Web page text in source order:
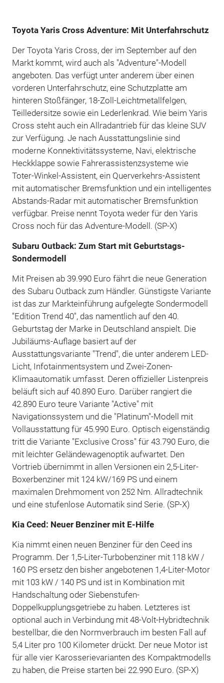
Toyota Yaris Cross Adventure: Mit Unterfahrschutz
Der Toyota Yaris Cross, der im September auf den
Markt kommt, wird auch als "Adventure"-Modell
angeboten. Das verfügt unter anderem über einen
vorderen Unterfahrschutz, eine Schutzplatte am
hinteren Stoßfänger, 18-Zoll-Leichtmetallfelgen,
Teilledersitze sowie ein Lederlenkrad. Wie beim Yaris
Cross steht auch ein Allradantrieb für das kleine SUV
zur Verfügung. Je nach Ausstattungslinie sind
moderne Konnektivitätssysteme, Navi, elektrische
Heckklappe sowie Fahrerassistenzsysteme wie
Toter-Winkel-Assistent, ein Querverkehrs-Assistent
mit automatischer Bremsfunktion und ein intelligentes
Abstands-Radar mit automatischer Bremsfunktion
verfügbar. Preise nennt Toyota weder für den Yaris
Cross noch für das Adventure-Modell. (SP-X)
Subaru Outback: Zum Start mit Geburtstags-
Sondermodell
Mit Preisen ab 39.990 Euro fährt die neue Generation
des Subaru Outback zum Händler. Günstigste Variante
ist das zur Markteinführung aufgelegte Sondermodell
"Edition Trend 40", das namentlich auf den 40.
Geburtstag der Marke in Deutschland anspielt. Die
Jubiläums-Auflage basiert auf der
Ausstattungsvariante "Trend", die unter anderem LED-
Licht, Infotainmentsystem und Zwei-Zonen-
Klimaautomatik umfasst. Deren offizieller Listenpreis
beläuft sich auf 40.890 Euro. Darüber rangiert die
42.890 Euro teure Variante "Active" mit
Navigationssystem und die "Platinum"-Modell mit
Vollausstattung für 45.990 Euro. Optisch eigenständig
tritt die Variante "Exclusive Cross" für 43.790 Euro, die
mit leichter Geländewagenoptik aufwartet. Den
Vortrieb übernimmt in allen Versionen ein 2,5-Liter-
Boxerbenziner mit 124 kW/169 PS und einem
maximalen Drehmoment von 252 Nm. Allradtechnik
und eine stufenlose Automatik sind Serie. (SP-X)
Kia Ceed: Neuer Benziner mit E-Hilfe
Kia nimmt einen neuen Benziner für den Ceed ins
Programm. Der 1,5-Liter-Turbobenziner mit 118 kW /
160 PS ersetz den bisher angebotenen 1,4-Liter-Motor
mit 103 kW / 140 PS und ist in Kombination mit
Handschaltung oder Siebenstufen-
Doppelkupplungsgetriebe zu haben. Letzteres ist
optional auch in Verbindung mit 48-Volt-Hybridtechnik
bestellbar, die den Normverbrauch im besten Fall auf
5,4 Liter pro 100 Kilometer drückt. Der neue Motor ist
für alle vier Karosserievarianten des Kompaktmodells
zu haben, die Preise starten bei 22.990 Euro. (SP-X)